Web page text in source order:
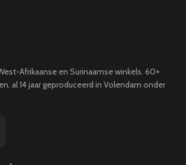
Afrikaanse en Surinaamse winkels. 60+
al 14 jaar geproduceerd in Volendam onder